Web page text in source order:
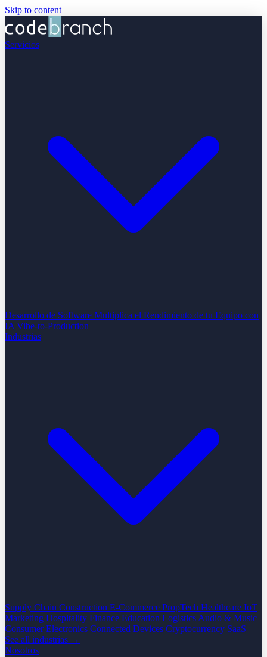
Skip to content
Servicios
Desarrollo de Software Multiplica el Rendimiento de tu Equipo con
IA Vibe-to-Production
Industrias
Supply Chain Construction E-Commerce PropTech Healthcare IoT
Marketing Hospitality Finance Education Logistics Audio & Music
Consumer Electronics Connected Devices Cryptocurrency SaaS
See all industrias →
Nosotros